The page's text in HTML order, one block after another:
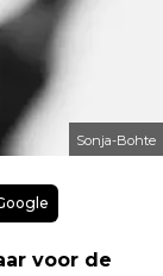
Sonja-Bohte
voor de